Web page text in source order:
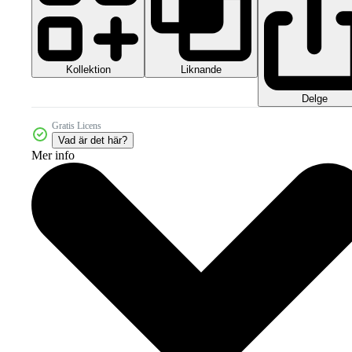
Kollektion Liknande
Delge
Gratis Licens
Vad är det här?
Mer info